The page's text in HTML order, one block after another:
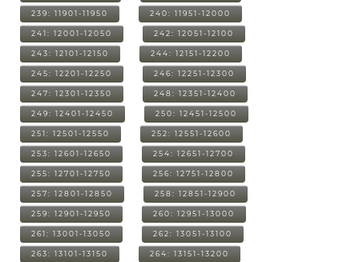
239: 11901-11950 240: 11951-12000
241: 12001-12050 242: 12051-12100
243: 12101-12150 244: 12151-12200
245: 12201-12250 246: 12251-12300
247: 12301-12350 248: 12351-12400
249: 12401-12450 250: 12451-12500
251: 12501-12550 252: 12551-12600
253: 12601-12650 254: 12651-12700
255: 12701-12750 256: 12751-12800
257: 12801-12850 258: 12851-12900
259: 12901-12950 260: 12951-13000
261: 13001-13050 262: 13051-13100
263: 13101-13150 264: 13151-13200